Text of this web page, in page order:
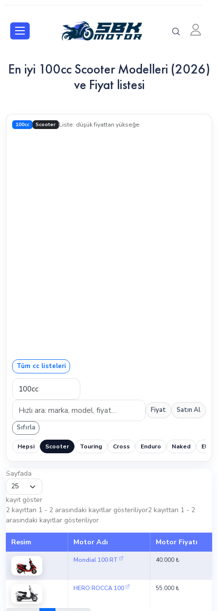
En iyi 100cc Scooter Modelleri (2026)
ve Fiyat listesi
100cc Scooter Liste: düşük fiyattan yükseğe
Tüm cc listeleri
Fiyat Satın Al
Sıfırla
Hepsi Scooter Touring Cross Enduro Naked
Sayfada
kayıt göster
2 kayıttan 1 - 2 arasındaki kayıtlar gösteriliyor2 kayıttan 1 - 2
arasındaki kayıtlar gösteriliyor
Resim Motor Adı Motor Fiyatı
Mondial 100 RT 40.000 ₺
HERO ROCCA 100 55.000 ₺